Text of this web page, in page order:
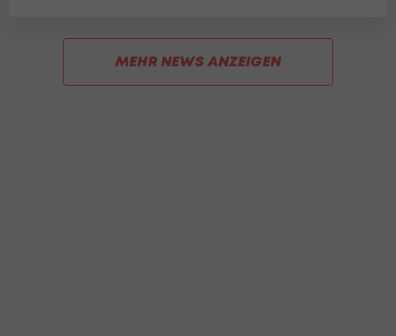
MEHR NEWS ANZEIGEN